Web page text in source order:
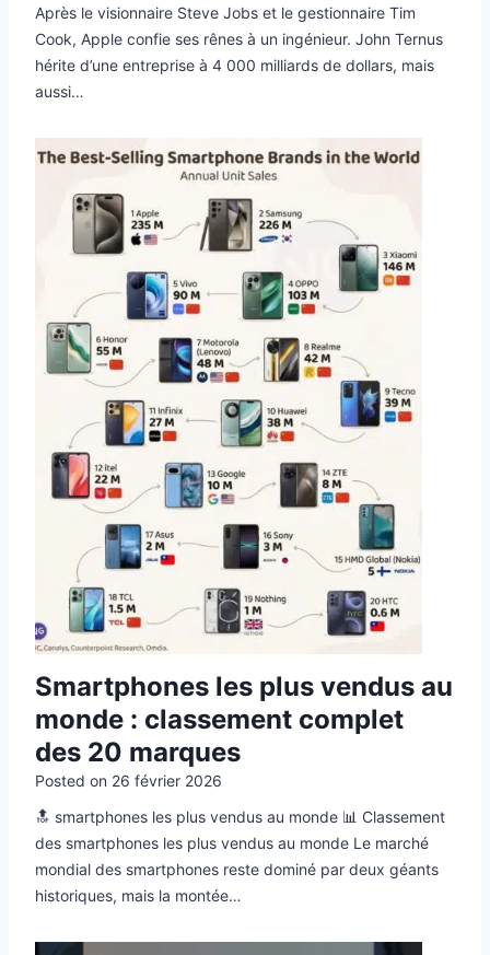
Après le visionnaire Steve Jobs et le gestionnaire Tim
Cook, Apple confie ses rênes à un ingénieur. John Ternus
hérite d’une entreprise à 4 000 milliards de dollars, mais
aussi…
Smartphones les plus vendus au
monde : classement complet
des 20 marques
Posted on 26 février 2026
🔝 smartphones les plus vendus au monde 📊 Classement
des smartphones les plus vendus au monde Le marché
mondial des smartphones reste dominé par deux géants
historiques, mais la montée…